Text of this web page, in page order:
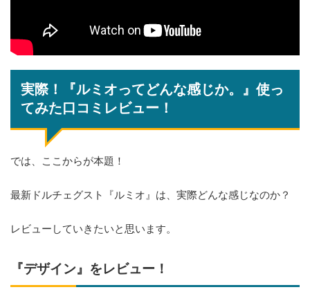
実際！『ルミオってどんな感じか。』使っ
てみた口コミレビュー！
では、ここからが本題！
最新ドルチェグスト『ルミオ』は、実際どんな感じなのか？
レビューしていきたいと思います。
『デザイン』をレビュー！